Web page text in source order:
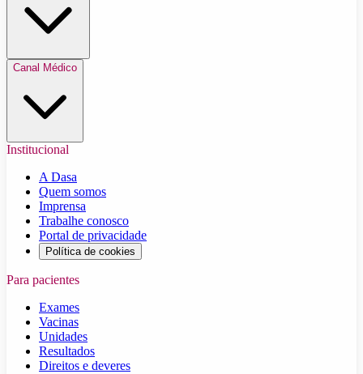
Canal Médico
Institucional
A Dasa
Quem somos
Imprensa
Trabalhe conosco
Portal de privacidade
Política de cookies
Para pacientes
Exames
Vacinas
Unidades
Resultados
Direitos e deveres